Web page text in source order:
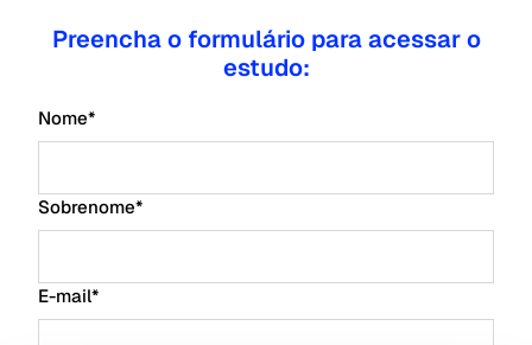
Preencha o formulário para acessar o
estudo:
Nome*
Sobrenome*
E-mail*